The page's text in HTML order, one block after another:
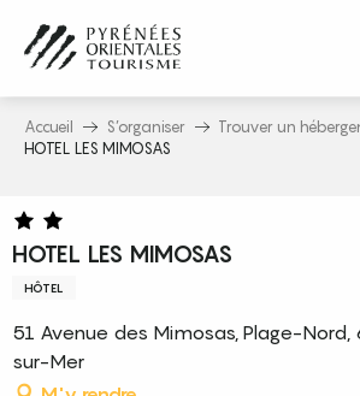
contenu
principal
Accueil S’organiser Trouver un
HOTEL LES MIMOSAS
HOTEL LES MIMOSAS
HÔTEL
51 Avenue des Mimosas, Plage-
sur-Mer